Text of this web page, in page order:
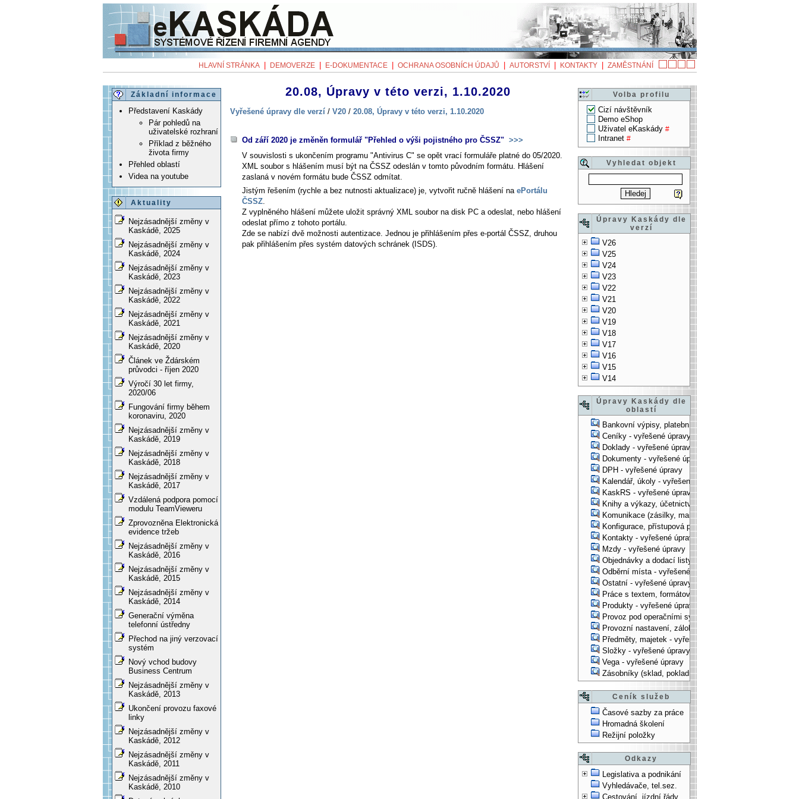
HLAVNÍ STRÁNKA DEMOVERZE E-DOKUMENTACE OCHRANA OSOBNÍCH ÚDAJŮ AUTORSTVÍ KONTAKTY ZAMĚSTNÁNÍ
Základní informace
Představení Kaskády
Pár pohledů na
uživatelské rozhraní
Příklad z běžného
života firmy
Přehled oblastí
Videa na youtube
Aktuality
Nejzásadnější změny v
Kaskádě, 2025
Nejzásadnější změny v
Kaskádě, 2024
Nejzásadnější změny v
Kaskádě, 2023
Nejzásadnější změny v
Kaskádě, 2022
Nejzásadnější změny v
Kaskádě, 2021
Nejzásadnější změny v
Kaskádě, 2020
Článek ve Ždárském
průvodci - říjen 2020
Výročí 30 let firmy,
2020/06
Fungování firmy během
koronaviru, 2020
Nejzásadnější změny v
Kaskádě, 2019
Nejzásadnější změny v
Kaskádě, 2018
Nejzásadnější změny v
Kaskádě, 2017
Vzdálená podpora pomocí
modulu TeamVieweru
Zprovozněna Elektronická
evidence tržeb
Nejzásadnější změny v
Kaskádě, 2016
Nejzásadnější změny v
Kaskádě, 2015
Nejzásadnější změny v
Kaskádě, 2014
Generační výměna
telefonní ústředny
Přechod na jiný verzovací
systém
Nový vchod budovy
Business Centrum
Nejzásadnější změny v
Kaskádě, 2013
Ukončení provozu faxové
linky
Nejzásadnější změny v
Kaskádě, 2012
Nejzásadnější změny v
Kaskádě, 2011
Nejzásadnější změny v
Kaskádě, 2010
Volba profilu
Cizí návštěvník
Demo eShop
Uživatel eKaskády #
Intranet #
Vyhledat objekt
Úpravy Kaskády dle
verzí
V26
V25
V24
V23
V22
V21
V20
V19
V18
V17
V16
V15
V14
Úpravy Kaskády dle
oblastí
Bankovní výpisy, platební příkazy - vyřešené úpravy
Ceníky - vyřešené úpravy
Doklady - vyřešené úpravy
Dokumenty - vyřešené úpravy
DPH - vyřešené úpravy
Kalendář, úkoly - vyřešené úpravy
KaskRS - vyřešené úpravy
Knihy a výkazy, účetnictví - vyřešené úpravy
Komunikace (zásilky, mail-systém, ...) - vyřešené úpravy
Konfigurace, přístupová práva, ... - vyřešené úpravy
Kontakty - vyřešené úpravy
Mzdy - vyřešené úpravy
Objednávky a dodací listy - vyřešené úpravy
Odběrní místa - vyřešené úpravy
Ostatní - vyřešené úpravy
Práce s textem, formátování, ... - vyřešené úpravy
Produkty - vyřešené úpravy
Provoz pod operačními systémy, technologické věci -
Provozní nastavení, zálohování, instalace, ... -
Předměty, majetek - vyřešené úpravy
Složky - vyřešené úpravy
Vega - vyřešené úpravy
Zásobníky (sklad, pokladna, bank. účet) - vyřešené
Ceník služeb
Časové sazby za práce
Hromadná školení
Režijní položky
Odkazy
Legislativa a podnikání
Vyhledávače, tel.sez.
Cestování, jízdní řády
20.08, Úpravy v této verzi, 1.10.2020
Vyřešené úpravy dle verzí / V20 / 20.08, Úpravy v této verzi, 1.10.2020
Od září 2020 je změněn formulář "Přehled o výši pojistného pro ČSSZ" >>>
V souvislosti s ukončením programu "Antivirus C" se opět vrací formuláře platné do 05/2020.
XML soubor s hlášením musí být na ČSSZ odeslán v tomto původním formátu. Hlášení
zaslaná v novém formátu bude ČSSZ odmítat.
Jistým řešením (rychle a bez nutnosti aktualizace) je, vytvořit ručně hlášení na ePortálu
ČSSZ.
Z vyplněného hlášení můžete uložit správný XML soubor na disk PC a odeslat, nebo hlášení
odeslat přímo z tohoto portálu.
Zde se nabízí dvě možnosti autentizace. Jednou je přihlášením přes e-portál ČSSZ, druhou
pak přihlášením přes systém datových schránek (ISDS).